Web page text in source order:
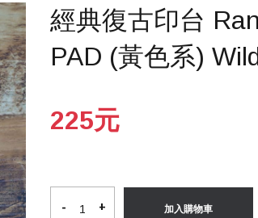
經典復古印台
PAD (黃色系)
225元
- +
- + 加入購物車